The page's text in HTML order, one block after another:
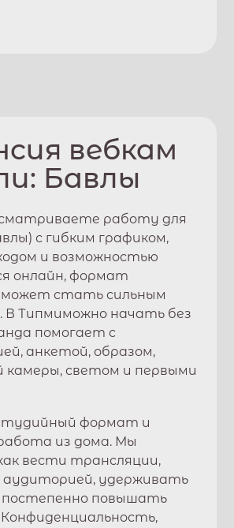
вебкам
Бавлы
работу для
) с гибким графиком,
и возможностью
онлайн, формат
стать сильным
ВТипмиможно начать без
помогает с
анкетой, образом,
камеры, светом и первыми
формат и
из дома. Мы
вести трансляции,
аудиторией, удерживать
постепенно повышать